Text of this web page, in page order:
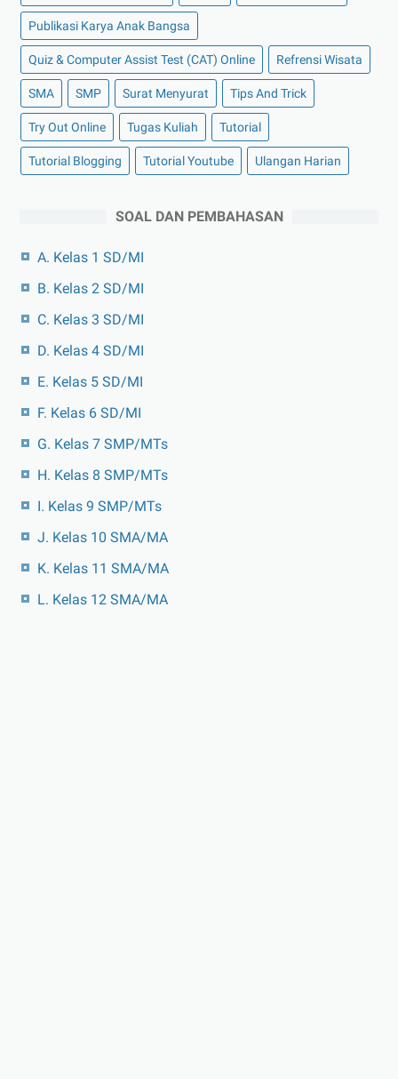
Publikasi Karya Anak Bangsa
Quiz & Computer Assist Test (CAT) Online Refrensi Wisata
SMA SMP Surat Menyurat Tips And Trick
Try Out Online Tugas Kuliah Tutorial
Tutorial Blogging Tutorial Youtube Ulangan Harian
SOAL DAN PEMBAHASAN
A. Kelas 1 SD/MI
B. Kelas 2 SD/MI
C. Kelas 3 SD/MI
D. Kelas 4 SD/MI
E. Kelas 5 SD/MI
F. Kelas 6 SD/MI
G. Kelas 7 SMP/MTs
H. Kelas 8 SMP/MTs
I. Kelas 9 SMP/MTs
J. Kelas 10 SMA/MA
K. Kelas 11 SMA/MA
L. Kelas 12 SMA/MA